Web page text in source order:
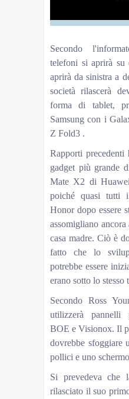
Secondo
telefoni si aprirà su
aprirà da sinistra a
società rilascerà
forma di tablet,
Samsung con i
Z Fold3 .
Rapporti
gadget più grande
Mate X2 di
poiché quasi tutti
Honor dopo essere
assomigliano
casa madre. Ciò è
fatto che lo
potrebbe essere
erano sotto lo stesso
Secondo Ross
utilizzerà pannelli
BOE e Visionox. Il
dovrebbe sfoggiare
pollici e uno
Si prevedeva che
rilasciato il suo